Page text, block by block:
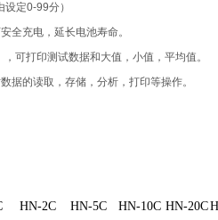
定0-99分）
全充电，延长电池寿命。
可打印测试数据和大值，小值，平均值。
据的读取，存储，分析，打印等操作。
HN-2C HN-5C HN-10C HN-20C